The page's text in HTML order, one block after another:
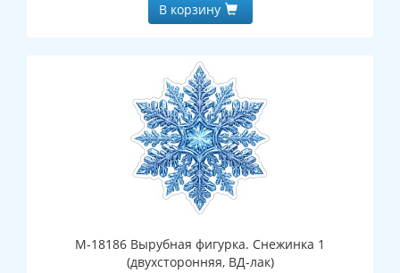
В корзину
М-18186 Вырубная фигурка. Снежинка 1
(двухсторонняя, ВД-лак)